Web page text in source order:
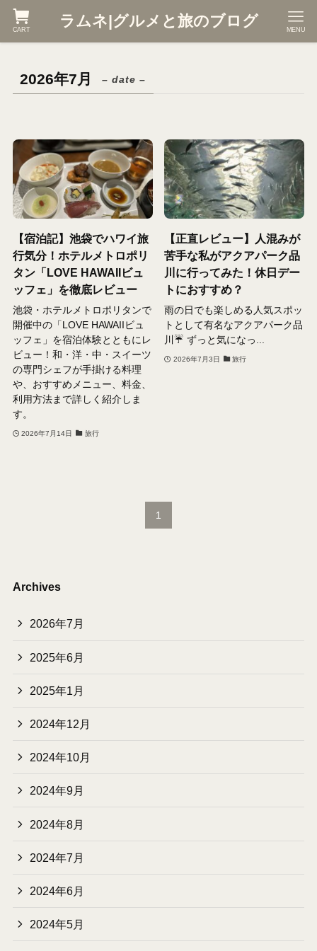
ラムネ|グルメと旅のブログ
CART MENU
2026年7月 – date –
【宿泊記】池袋でハワイ旅
行気分！ホテルメトロポリ
タン「LOVE HAWAIIビュ
ッフェ」を徹底レビュー
池袋・ホテルメトロポリタンで
開催中の「LOVE HAWAIIビュ
ッフェ」を宿泊体験とともにレ
ビュー！和・洋・中・スイーツ
の専門シェフが手掛ける料理
や、おすすめメニュー、料金、
利用方法まで詳しく紹介しま
す。
2026年7月14日 旅行
【正直レビュー】人混みが
苦手な私がアクアパーク品
川に行ってみた！休日デー
トにおすすめ？
雨の日でも楽しめる人気スポッ
トとして有名なアクアパーク品
川☔️ ずっと気になっ...
2026年7月3日 旅行
1
Archives
2026年7月
2025年6月
2025年1月
2024年12月
2024年10月
2024年9月
2024年8月
2024年7月
2024年6月
2024年5月